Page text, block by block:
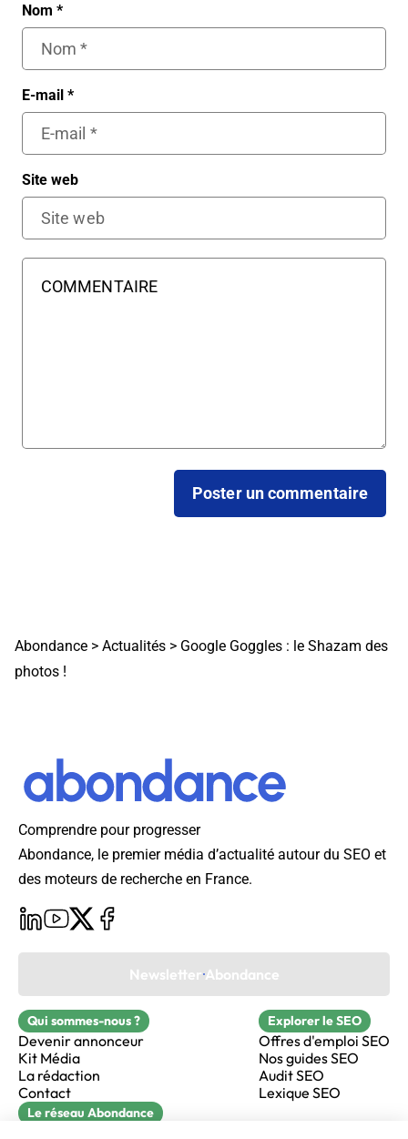
Nom *
E-mail *
Site web
Abondance > Actualités > Google Goggles : le Shazam des
photos !
Comprendre pour progresser
Abondance, le premier média d’actualité autour du SEO et
des moteurs de recherche en France.
Newsletter Abondance
Qui sommes-nous ?
Devenir annonceur
Kit Média
La rédaction
Contact
Explorer le SEO
Offres d'emploi SEO
Nos guides SEO
Audit SEO
Lexique SEO
Le réseau Abondance